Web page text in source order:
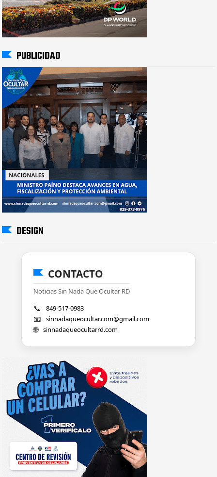
PUBLICIDAD
DESIGN
CONTACTO
Noticias Sin Nada Que Ocultar RD
📞 849-517-0983
📧 sinnadaqueocultar.com@gmail.com
🌐 sinnadaqueocultarrd.com